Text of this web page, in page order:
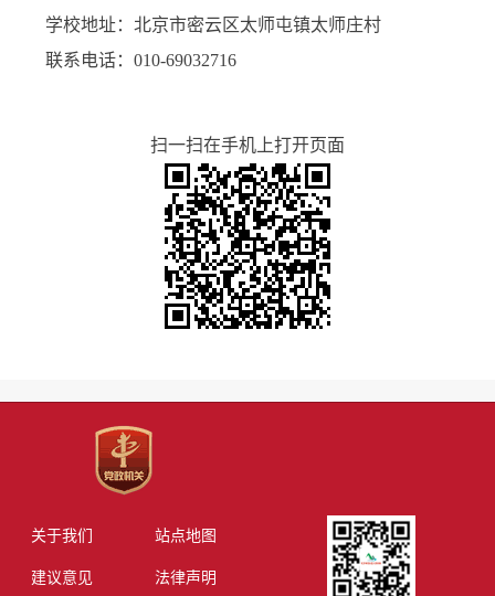
学校地址：北京市密云区太师屯镇太师庄村
联系电话：010-69032716
扫一扫在手机上打开页面
关于我们 站点地图
建议意见 法律声明